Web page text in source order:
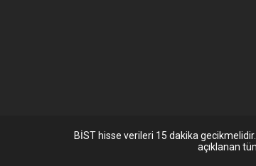
BİST hisse verileri 15 dakika
açıklanan